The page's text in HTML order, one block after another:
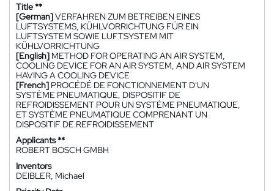
Title **
[German]VERFAHREN ZUM BETREIBEN EINES
LUFTSYSTEMS, KÜHLVORRICHTUNG FÜR EIN
LUFTSYSTEM SOWIE LUFTSYSTEM MIT
KÜHLVORRICHTUNG
[English] METHOD FOR OPERATING AN AIR SYSTEM,
COOLING DEVICE FOR AN AIR SYSTEM, AND AIR SYSTEM
HAVING A COOLING DEVICE
[French] PROCÉDÉ DE FONCTIONNEMENT D'UN
SYSTÈME PNEUMATIQUE, DISPOSITIF DE
REFROIDISSEMENT POUR UN SYSTÈME PNEUMATIQUE,
ET SYSTÈME PNEUMATIQUE COMPRENANT UN
DISPOSITIF DE REFROIDISSEMENT
Applicants **
ROBERT BOSCH GMBH
Inventors
DEIBLER, Michael